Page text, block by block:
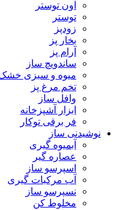
آون توستر
توستر
زودپز
بخار پز
آرام پز
ساندویچ ساز
میوه و سبزی
تخم مرغ پز
وافل ساز
ابزار آشپزخانه
فر برقی توکار
نوشیدنی ساز
آبمیوه گیری
عصاره گیر
اسپرسو ساز
آب مرکبات گیری
نسپرسو ساز
مخلوط کن